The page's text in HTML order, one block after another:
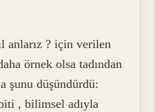
anlarız ? için verilen
örnek olsa tadından
şunu düşündürdü:
, bilimsel adıyla